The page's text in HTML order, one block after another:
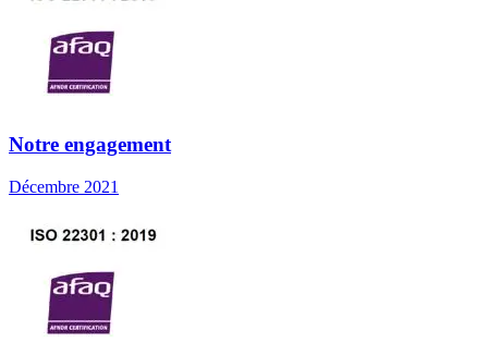
Notre engagement
Décembre 2021